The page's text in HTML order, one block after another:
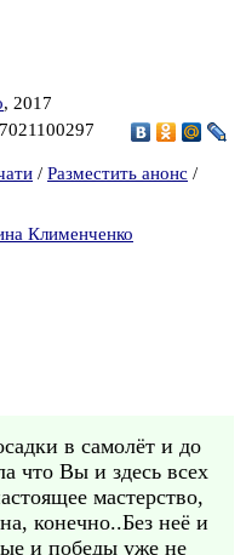
, 2017
/ Разместить анонс /
Клименченко
в самолёт и до
что Вы и здесь всех
мастерство,
конечно..Без неё и
и победы уже не